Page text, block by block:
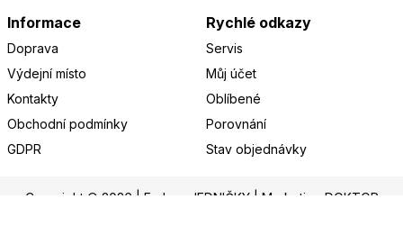
Informace
Doprava
Výdejní místo
Kontakty
Obchodní podmínky
GDPR
Rychlé odkazy
Servis
Můj účet
Oblíbené
Porovnání
Stav objednávky
Copyright © 2026 | E-shop JEDNIČKY| Marketing DOKTOR